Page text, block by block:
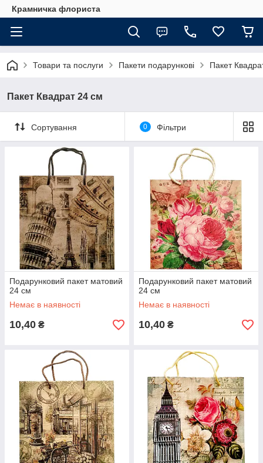
Крамничка флориста
Товари та послуги Пакети подарункові Пакет
Пакет Квадрат 24 см
Сортування 0 Фільтри
Подарунковий пакет матовий
24 см
Немає в наявності
10,40 ₴
Подарунковий пакет матовий
24 см
Немає в наявності
10,40 ₴